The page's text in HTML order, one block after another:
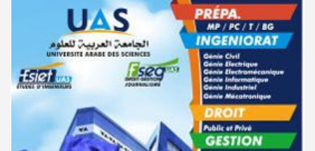
05-08 فتح مناظرة لإنتداب عرفاء بسلك الحرس الوطني لسنة 2026
05-08 تسجيل طلبة كلية الآداب والفنون والإنسانيات بمنوبة 2026-2027
05-08 المعهد العالي للرياضة و التربية البدنية بقصر السعيد : ترسيم السنوات الثانية
والثالثة دكتوراه
05-08 تمديد آجال الترشح للماجستير بكلية العلوم بقابس 2026-2027
05-08
كلية العلوم الإقتصادية والتصرف بسوسة : الترشح لماجستير مهني جديد
24-06 دليل التوجيه للأكاديميات والمدارس العسكرية 2025
17-06 مناظرة الإلتحاق بالتكوين في مستوى مؤهل التقني السامي - دورة سبتمبر
2025
مناظرة إنتداب ضباط إصلاح بوزارة العدل لسنة 2023
06-01 سحب الإستدعاءات الخاصة بمناظرة الإلتحاق بالتكوين في مستوى مؤهل
التقني السامي فيفري 2025